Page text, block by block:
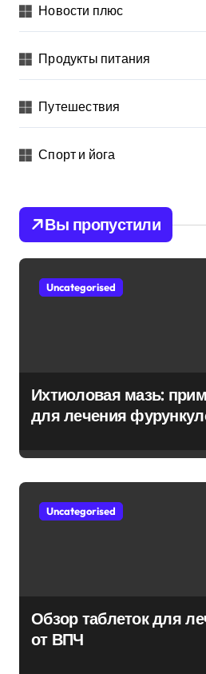
Новости плюс
Продукты питания
Путешествия
Спорт и йога
Вы пропустили
Uncategorised
Ихтиоловая мазь:
для лечения
Uncategorised
Обзор таблеток для
от ВПЧ